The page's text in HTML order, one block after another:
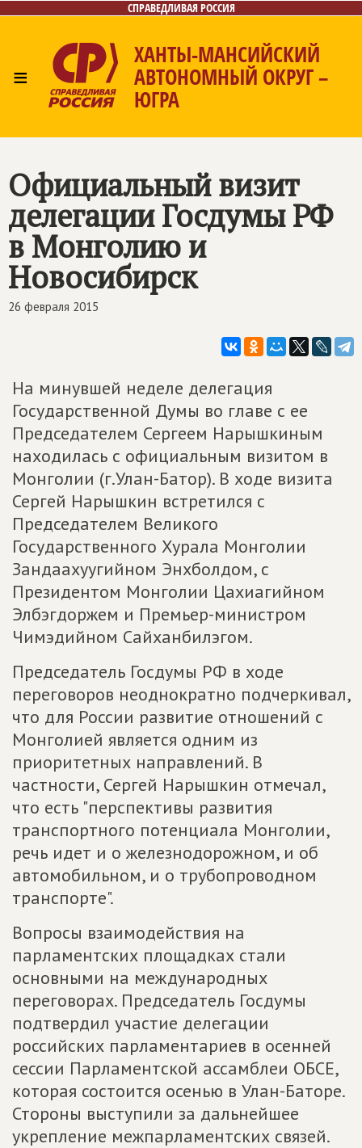
СПРАВЕДЛИВАЯ РОССИЯ
≡
ХАНТЫ-МАНСИЙСКИЙ
АВТОНОМНЫЙ ОКРУГ –
ЮГРА
Контакты
Официальный визит
делегации Госдумы РФ
в Монголию и
Новосибирск
26 февраля 2015
На минувшей неделе делегация
Государственной Думы во главе с ее
Председателем Сергеем Нарышкиным
находилась с официальным визитом в
Монголии (г.Улан-Батор). В ходе визита
Сергей Нарышкин встретился с
Председателем Великого
Государственного Хурала Монголии
Зандаахуугийном Энхболдом, с
Президентом Монголии Цахиагийном
Элбэгдоржем и Премьер-министром
Чимэдийном Сайханбилэгом.
Председатель Госдумы РФ в ходе
переговоров неоднократно подчеркивал,
что для России развитие отношений с
Монголией является одним из
приоритетных направлений. В
частности, Сергей Нарышкин отмечал,
что есть "перспективы развития
транспортного потенциала Монголии,
речь идет и о железнодорожном, и об
автомобильном, и о трубопроводном
транспорте".
Вопросы взаимодействия на
парламентских площадках стали
основными на международных
переговорах. Председатель Госдумы
подтвердил участие делегации
российских парламентариев в осенней
сессии Парламентской ассамблеи ОБСЕ,
которая состоится осенью в Улан-Баторе.
Стороны выступили за дальнейшее
укрепление межпарламентских связей.